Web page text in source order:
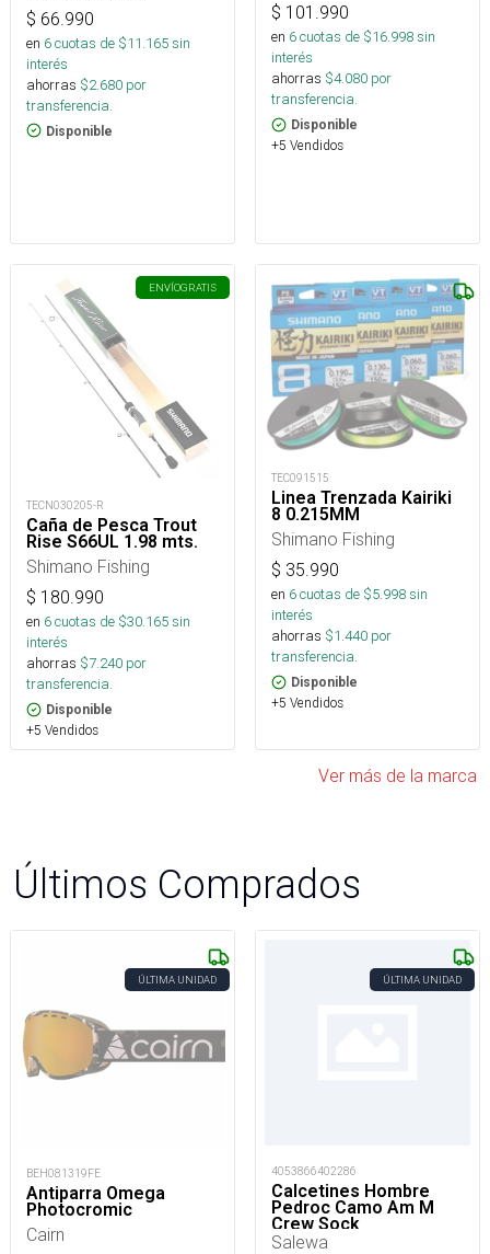
$ 66.990
en 6cuotas de $11.165sin
interés
ahorras $2.680 por
transferencia.
Disponible
$ 101.990
en 6cuotas de $16.998sin
interés
ahorras $4.080 por
transferencia.
Disponible
+5 Vendidos
ENVÍOGRATIS
TECN030205-R
Caña de Pesca Trout
Rise S66UL 1.98 mts.
Shimano Fishing
$ 180.990
en 6cuotas de $30.165sin
interés
ahorras $7.240 por
transferencia.
Disponible
+5 Vendidos
TEC091515
Linea Trenzada Kairiki
8 0.215MM
Shimano Fishing
$ 35.990
en 6cuotas de $5.998sin
interés
ahorras $1.440 por
transferencia.
Disponible
+5 Vendidos
Ver más de la marca
Últimos Comprados
ÚLTIMA UNIDAD
BEH081319FE
Antiparra Omega
Photocromic
Cairn
ÚLTIMA UNIDAD
4053866402286
Calcetines Hombre
Pedroc Camo Am M
Crew Sock
Salewa